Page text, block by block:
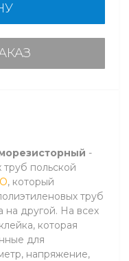
-
польской
, который
труб
на другой. На всех
которая
для
напряжение,